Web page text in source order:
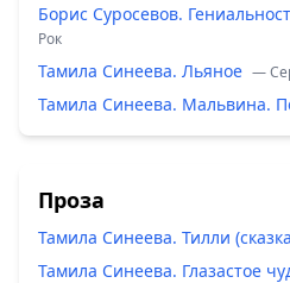
Борис Суросевов.
Рок
Тамила Синеева. Льяное —
Тамила Синеева. Мальвина.
Проза
Тамила Синеева. Тилли
Тамила Синеева. Глазастое